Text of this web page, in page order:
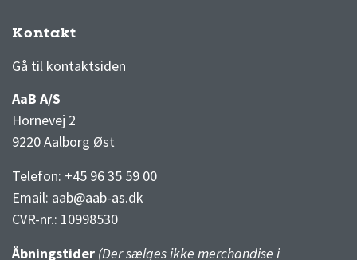
Kontakt
Gå til kontaktsiden
AaB A/S
Hornevej 2
9220 Aalborg Øst
Telefon: +45 96 35 59 00
Email: aab@aab-as.dk
CVR-nr.: 10998530
Åbningstider (Der sælges ikke merchandise i